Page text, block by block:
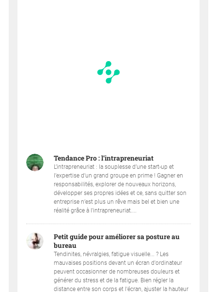
Tendance Pro : l’intrapreneuriat
L’intrapreneuriat : la souplesse d’une start-up et
l’expertise d’un grand groupe en prime ! Gagner en
responsabilités, explorer de nouveaux horizons,
développer ses propres idées et ce, sans quitter son
entreprise n’est plus un rêve mais bel et bien une
réalité grâce à l’intrapreneuriat....
Petit guide pour améliorer sa posture au
bureau
Tendinites, névralgies, fatigue visuelle... ? Les
mauvaises positions devant un écran d'ordinateur
peuvent occasionner de nombreuses douleurs et
générer du stress et de la fatigue. Bien régler la
distance entre son corps et l'écran, ajuster la hauteur